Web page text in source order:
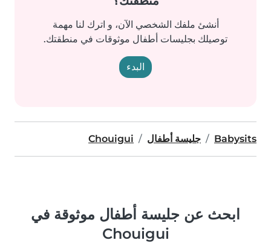
أنشئ ملفك الشخصي الآن، و اترك لنا مهمة
توصيلك بجليسات أطفال موثوقات في منطقتك.
البدء
Babysits جليسة أطفال Chouigui
ابحث عن جليسة أطفال موثوقة في
Chouigui